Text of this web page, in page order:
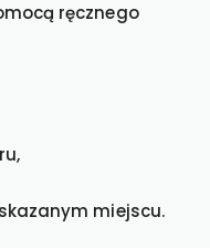
ręcznego
miejscu.